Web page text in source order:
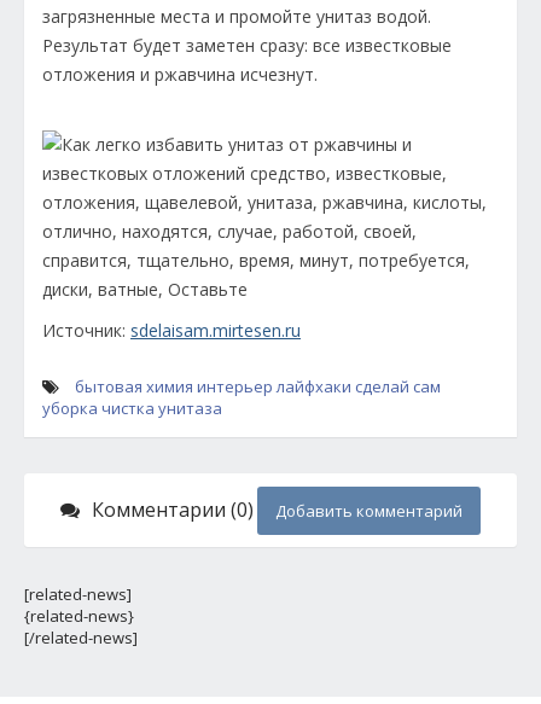
загрязненные места и промойте унитаз водой.
Результат будет заметен сразу: все известковые
отложения и ржавчина исчезнут.
Источник: sdelaisam.mirtesen.ru
бытовая химия интерьер лайфхаки сделай сам
уборка чистка унитаза
Комментарии (0) Добавить комментарий
[related-news]
{related-news}
[/related-news]